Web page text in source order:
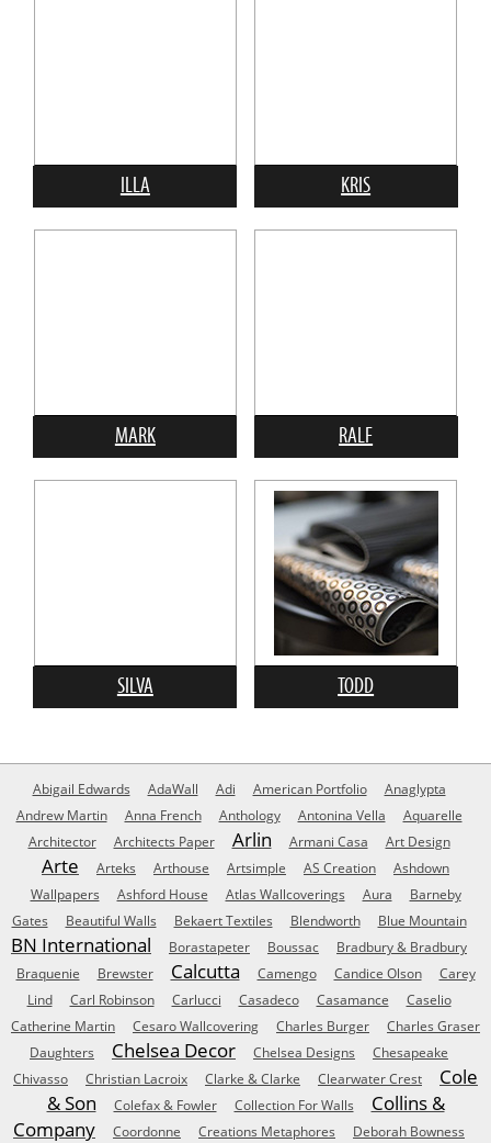
ILLA KRIS
MARK RALF
SILVA TODD
Abigail Edwards AdaWall Adi American Portfolio
Anaglypta
Andrew Martin
Anna French Anthology Antonina Vella
Aquarelle
Architector
Architects Paper Arlin Armani Casa Art Design
Arte Arteks Arthouse Artsimple AS Creation
Ashdown
Wallpapers
Ashford House Atlas Wallcoverings Aura
Barneby
Gates
Beautiful Walls Bekaert Textiles Blendworth Blue Mountain
BN International Borastapeter Boussac
Bradbury & Bradbury
Braquenie
Brewster Calcutta Camengo Candice Olson
Carey
Lind
Carl Robinson Carlucci Casadeco Casamance
Caselio
Catherine Martin
Cesaro Wallcovering Charles Burger
Charles Graser
Daughters
Chelsea Decor Chelsea Designs
Chesapeake
Chivasso
Christian Lacroix Clarke & Clarke Clearwater Crest
Cole
& Son
Colefax & Fowler Collection For Walls
Collins &
Company
Coordonne Creations Metaphores
Deborah Bowness